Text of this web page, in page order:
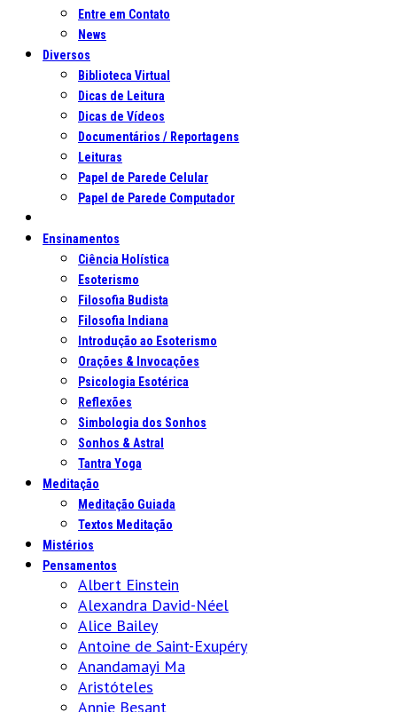
Entre em Contato
News
Diversos
Biblioteca Virtual
Dicas de Leitura
Dicas de Vídeos
Documentários / Reportagens
Leituras
Papel de Parede Celular
Papel de Parede Computador
Ensinamentos
Ciência Holística
Esoterismo
Filosofia Budista
Filosofia Indiana
Introdução ao Esoterismo
Orações & Invocações
Psicologia Esotérica
Reflexões
Simbologia dos Sonhos
Sonhos & Astral
Tantra Yoga
Meditação
Meditação Guiada
Textos Meditação
Mistérios
Pensamentos
Albert Einstein
Alexandra David-Néel
Alice Bailey
Antoine de Saint-Exupéry
Anandamayi Ma
Aristóteles
Annie Besant